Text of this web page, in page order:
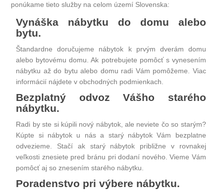
ponúkame tieto služby na celom území Slovenska:
Vynáška nábytku do domu alebo
bytu.
Štandardne doručujeme nábytok k prvým dverám domu
alebo bytovému domu. Ak potrebujete pomôcť s vynesením
nábytku až do bytu alebo domu radi Vám pomôžeme. Viac
informácií nájdete v obchodných podmienkach.
Bezplatný odvoz Vášho starého
nábytku.
Radi by ste si kúpili nový nábytok, ale neviete čo so starým?
Kúpte si nábytok u nás a starý nábytok Vám bezplatne
odvezieme. Stačí ak starý nábytok približne v rovnakej
veľkosti znesiete pred bránu pri dodaní nového. Vieme Vám
pomôcť aj so znesením starého nábytku.
Poradenstvo pri výbere nábytku.